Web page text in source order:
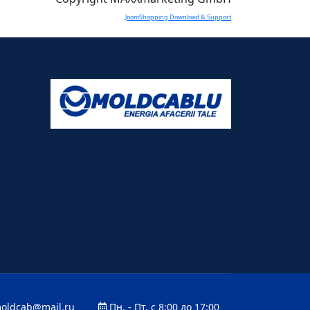
JoomShopping Download & Support
Пн. - Пт. с 8:00 до 17:00